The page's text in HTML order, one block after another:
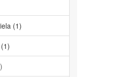
(1)